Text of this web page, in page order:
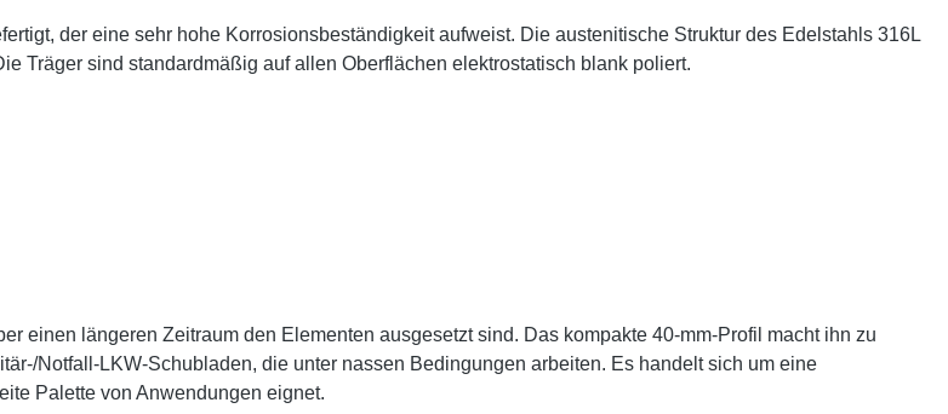
der eine sehr hohe Korrosionsbeständigkeit aufweist. Die austenitische Struktur des Edelstahls 316L
Träger sind standardmäßig auf allen Oberflächen elektrostatisch blank poliert.
einen längeren Zeitraum den Elementen ausgesetzt sind. Das kompakte 40-mm-Profil macht ihn zu
Notfall-LKW-Schubladen, die unter nassen Bedingungen arbeiten. Es handelt sich um eine
Palette von Anwendungen eignet.